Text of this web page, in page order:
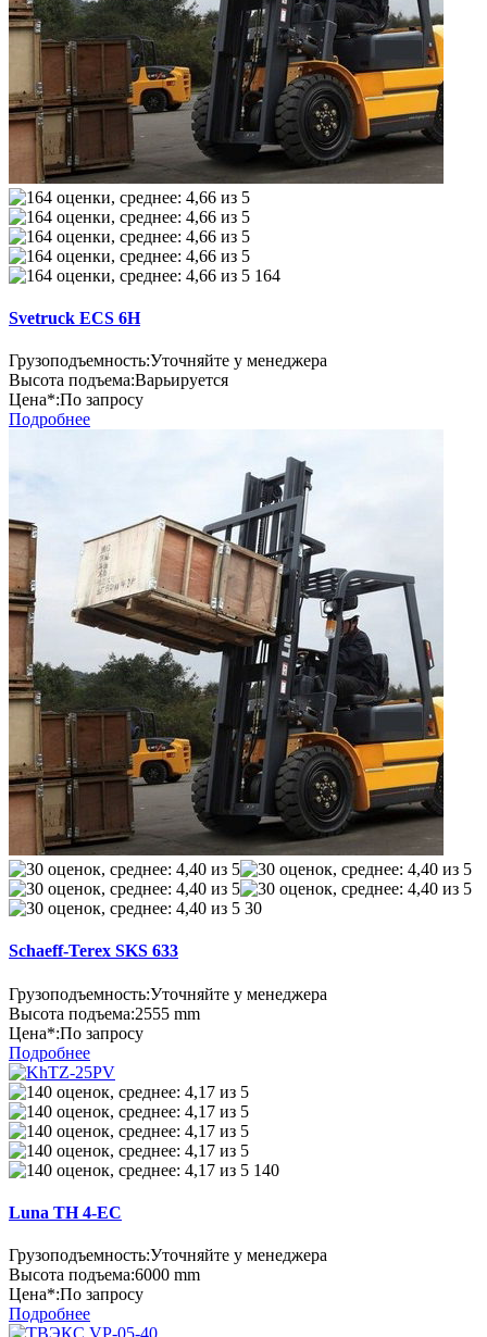
164
Svetruck ECS 6H
Грузоподъемность:Уточняйте у менеджера
Высота подъема:Варьируется
Цена*:По запросу
Подробнее
30
Schaeff-Terex SKS 633
Грузоподъемность:Уточняйте у менеджера
Высота подъема:2555 mm
Цена*:По запросу
Подробнее
140
Luna TH 4-EC
Грузоподъемность:Уточняйте у менеджера
Высота подъема:6000 mm
Цена*:По запросу
Подробнее